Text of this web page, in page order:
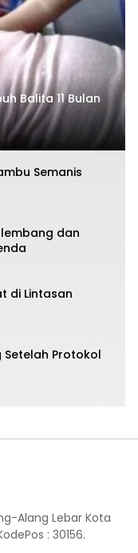
Balita 11 Bulan
Semanis
dan
di Lintasan
Protokol
Alang Lebar Kota
: 30156.